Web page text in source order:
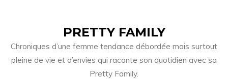
PRETTY FAMILY
Chroniques d’une femme tendance débordée mais surtout
pleine de vie et d’envies qui raconte son quotidien avec sa
Pretty Family.